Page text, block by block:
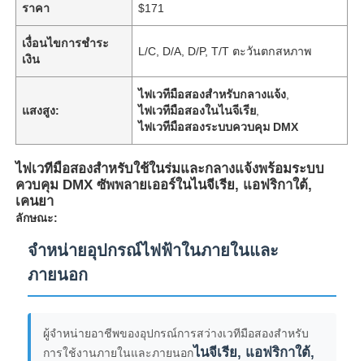
ราคา $171
เงื่อนไขการชำระ
เงิน
L/C, D/A, D/P, T/T ตะวันตกสหภาพ
แสงสูง:
ไฟเวทีมือสองสำหรับกลางแจ้ง
ไฟเวทีมือสองในไนจีเรีย
ไฟเวทีมือสองระบบควบคุม DMX
ไฟเวทีมือสองสำหรับใช้ในร่มและกลางแจ้งพร้อมระบบ
ควบคุม DMX ซัพพลายเออร์ในไนจีเรีย, แอฟริกาใต้,
เคนยา
ลักษณะ:
จําหน่ายอุปกรณ์ไฟฟ้าในภายในและ
ภายนอก
ผู้จําหน่ายอาชีพของอุปกรณ์การสว่างเวทีมือสองสําหรับ
การใช้งานภายในและภายนอกไนจีเรีย, แอฟริกาใต้,